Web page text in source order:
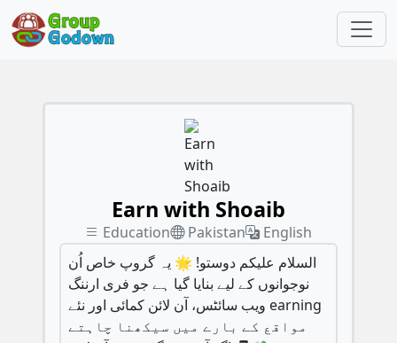
Earn with Shoaib
Education Pakistan
English
السلام علیکم دوستو! 🌟 یہ گروپ خاص اُن
نوجوانوں کے لیے بنایا گیا ہے جو فری ارننگ
ویب سائٹس، آن لائن کمائی اور نئے earning
مواقع کے بارے میں سیکھنا چاہتے